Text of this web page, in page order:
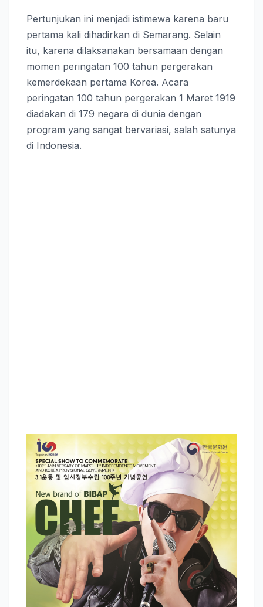
Pertunjukan ini menjadi istimewa karena baru
pertama kali dihadirkan di Semarang. Selain
itu, karena dilaksanakan bersamaan dengan
momen peringatan 100 tahun pergerakan
kemerdekaan pertama Korea. Acara
peringatan 100 tahun pergerakan 1 Maret 1919
diadakan di 179 negara di dunia dengan
program yang sangat bervariasi, salah satunya
di Indonesia.